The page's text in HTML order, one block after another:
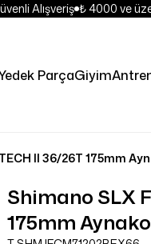
Alışveriş ₺ 4000 ve
ParçaGiyim
II 36/26T 175mm
Shimano SLX
175mm